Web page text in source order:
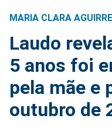
MARIA CLARA
Laudo
5 anos foi
pela mãe e
outubro de